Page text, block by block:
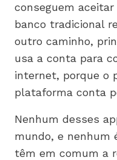
conseguem
banco tradicional
outro caminho,
usa a conta para
internet, porque o
plataforma conta
Nenhum desses
mundo, e nenhum
têm em comum a